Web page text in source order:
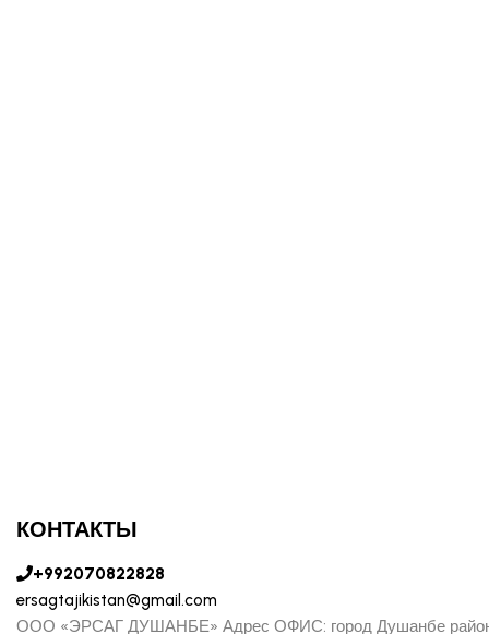
КОНТАКТЫ
+992070822828
ersagtajikistan@gmail.com
ООО «ЭРСАГ ДУШАНБЕ» Адрес ОФИС: город Душанбе